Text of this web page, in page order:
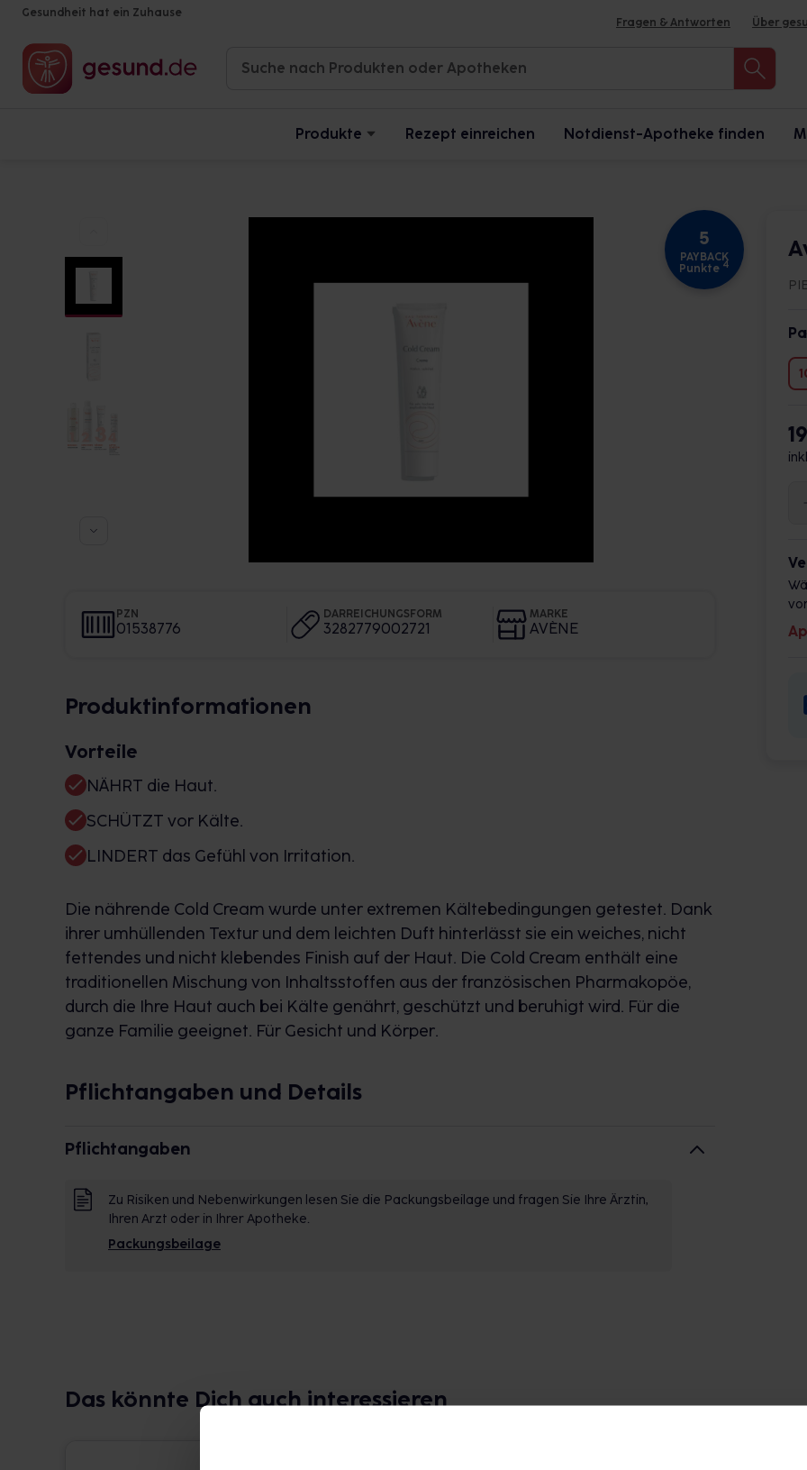
Gesundheit hat ein Zuhause
Fragen & Antworten Über
Produkte Rezept einreichen Notdienst-Apotheke finden
5
PAYBACK
Punkte 4
PZN
01538776
DARREICHUNGSFORM
3282779002721
MARKE
AVÈNE
Produktinformationen
Vorteile
NÄHRT die Haut.
SCHÜTZT vor Kälte.
LINDERT das Gefühl von Irritation.
Die nährende Cold Cream wurde unter extremen Kältebedingungen getestet. Dank
ihrer umhüllenden Textur und dem leichten Duft hinterlässt sie ein weiches, nicht
fettendes und nicht klebendes Finish auf der Haut. Die Cold Cream enthält eine
traditionellen Mischung von Inhaltsstoffen aus der französischen Pharmakopöe,
durch die Ihre Haut auch bei Kälte genährt, geschützt und beruhigt wird. Für die
ganze Familie geeignet. Für Gesicht und Körper.
Pflichtangaben und Details
Pflichtangaben
Zu Risiken und Nebenwirkungen lesen Sie die Packungsbeilage und fragen Sie Ihre Ärztin,
Ihren Arzt oder in Ihrer Apotheke.
Packungsbeilage
Das könnte Dich auch interessieren